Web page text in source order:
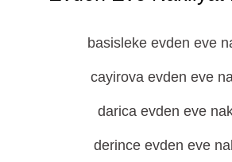
basisleke evden eve
cayirova evden eve
darica evden eve
derince evden eve